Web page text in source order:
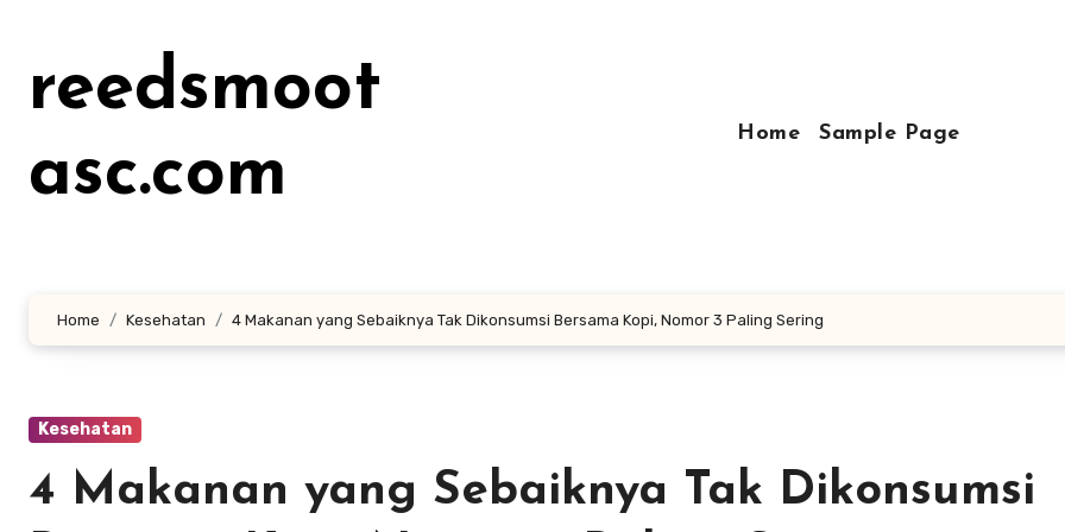
kontenreedsmoot
asc.com
Home Sample Page
Home Kesehatan 4 Makanan yang Sebaiknya Tak Dikonsumsi Bersama Kopi, Nomor 3 Paling Sering
Kesehatan
4 Makanan yang Sebaiknya Tak Dikonsumsi